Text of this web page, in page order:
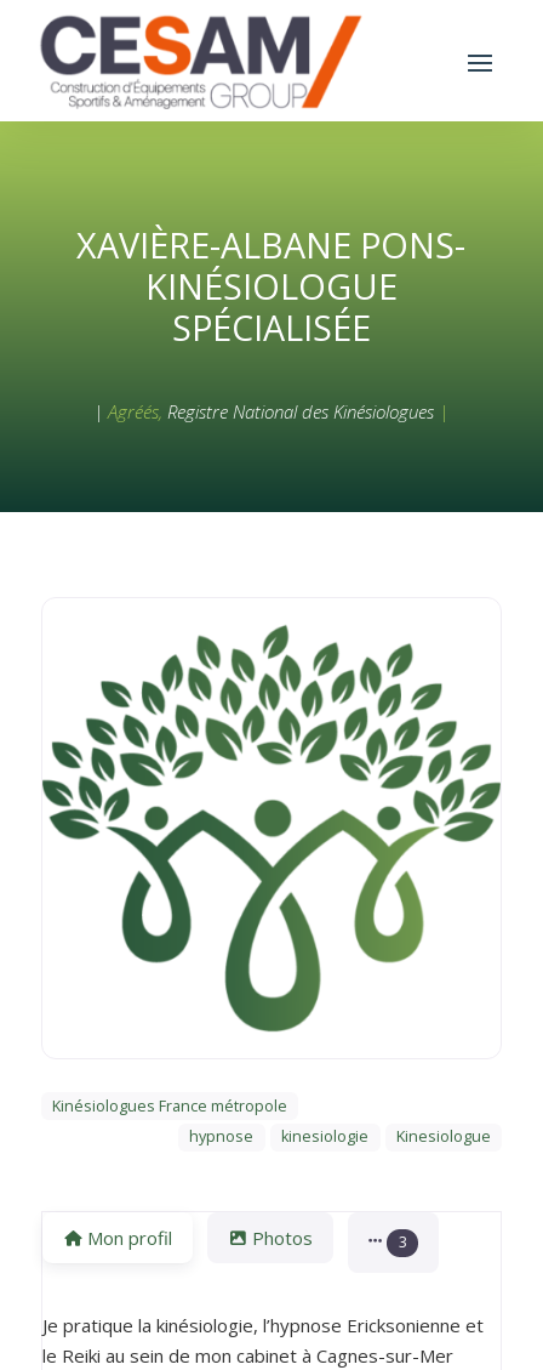
XAVIÈRE-ALBANE PONS-
KINÉSIOLOGUE
SPÉCIALISÉE
|Agréés, Registre National des Kinésiologues |
Kinésiologues France métropole
hypnose
kinesiologie Kinesiologue
Mon profil Photos 3
Je pratique la kinésiologie, l’hypnose Ericksonienne et
le Reiki au sein de mon cabinet à Cagnes-sur-Mer